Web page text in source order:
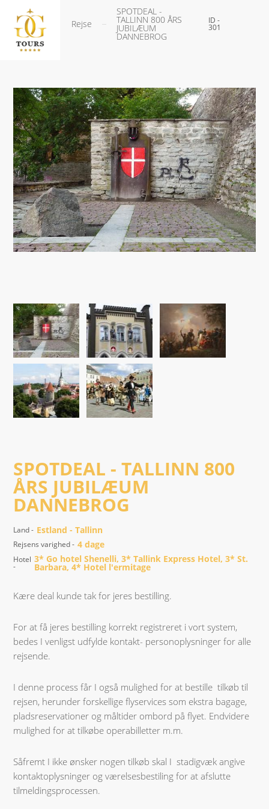
Rejse
SPOTDEAL -
TALLINN 800 ÅRS
JUBILÆUM
DANNEBROG
ID -
301
SPOTDEAL - TALLINN 800
ÅRS JUBILÆUM
DANNEBROG
Land - Estland - Tallinn
Rejsens varighed - 4 dage
Hotel
-
3* Go hotel Shenelli, 3* Tallink Express Hotel, 3* St.
Barbara, 4* Hotel l'ermitage
Kære deal kunde tak for jeres bestilling.
For at få jeres bestilling korrekt registreret i vort system,
bedes I venligst udfylde kontakt- personoplysninger for alle
rejsende.
I denne process får I også mulighed for at bestille tilkøb til
rejsen, herunder forskellige flyservices som ekstra bagage,
pladsreservationer og måltider ombord på flyet. Endvidere
mulighed for at tilkøbe operabilletter m.m.
Såfremt I ikke ønsker nogen tilkøb skal I stadigvæk angive
kontaktoplysninger og værelsesbestiling for at afslutte
tilmeldingsprocessen.